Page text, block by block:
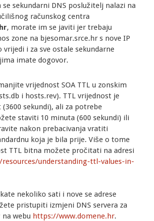
se sekundarni DNS poslužitelj nalazi na
računskog centra
, morate im se javiti jer trebaju
zone na bjesomar.srce.hr s nove IP
vrijedi i za sve ostale sekundarne
imate dogovor.
vrijednost SOA TTL u zonskim
i hosts.rev). TTL vrijednost je
sekundi), ali za potrebe
staviti 10 minuta (600 sekundi) ili
nakon prebacivanja vratiti
koja je bila prije. Više o tome
TTL bitna možete pročitati na adresi
understanding-ttl-values-in-
nekoliko sati i nove se adrese
pristupiti izmjeni DNS servera za
na webu https://www.domene.hr.